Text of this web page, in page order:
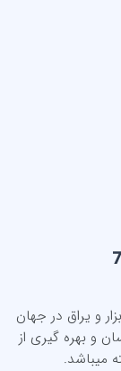
و یراق در جهان
و بهره گیری از
میباشد.